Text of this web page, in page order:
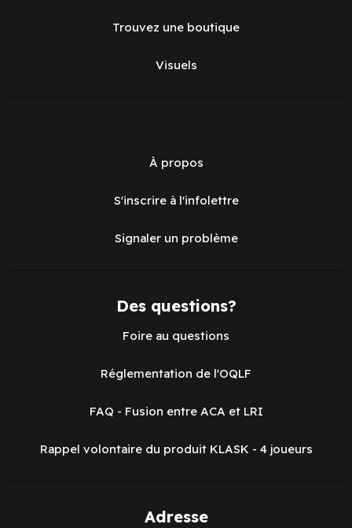
Trouvez une boutique
Visuels
À propos
S'inscrire à l'infolettre
Signaler un problème
Des questions?
Foire au questions
Réglementation de l'OQLF
FAQ - Fusion entre ACA et LRI
Rappel volontaire du produit KLASK - 4 joueurs
Adresse